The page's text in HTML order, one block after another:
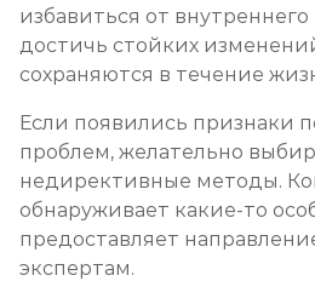
избавиться от
достичь стойких
сохраняются в течение
Если появились признаки
проблем, желательно
недирективные методы.
обнаруживает какие-то
предоставляет
экспертам.